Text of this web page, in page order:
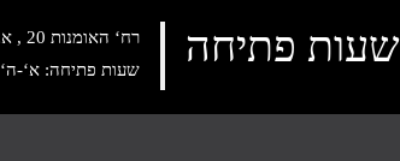
רח‘ האומנות 20 , א.ת חדש נתניה, טלפון:
שעות פתיחה: א‘-ה‘ 10:00-18:00 , שישי: 9:00-14:00
שעות פתיחה